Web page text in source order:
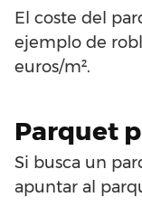
El coste del
ejemplo de
euros/m².
Parquet
Si busca un
apuntar al